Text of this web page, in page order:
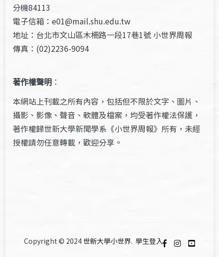
分機84113
電子信箱：e01@mail.shu.edu.tw
地址：台北市文山區木柵路一段17巷1號 小世界周報
傳真：(02)2236-9094
著作權聲明 ：
本網站上刊載之所有內容，包括但不限於文字、圖片、
攝影、影像、聲音、軟體及檔案，均受著作權法保護，
著作權歸世新大學新聞學系《小世界周報》所有，未經
授權請勿任意轉載，歡迎分享。
Copyright © 2024 世新大學小世界. 學生登入